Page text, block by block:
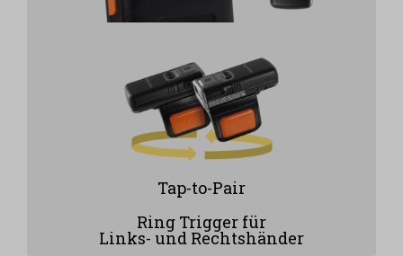
Tap-to-Pair
Ring Trigger für
Links- und Rechtshänder